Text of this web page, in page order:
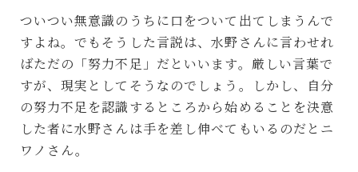
ついつい無意識のうちに口をついて出てしまうんで
すよね。でもそうした言説は、水野さんに言わせれ
ばただの「努力不足」だといいます。厳しい言葉で
すが、現実としてそうなのでしょう。しかし、自分
の努力不足を認識するところから始めることを決意
した者に水野さんは手を差し伸べてもいるのだとニ
ワノさん。